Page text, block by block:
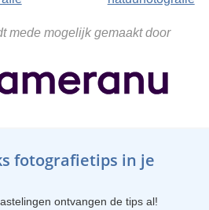
mede mogelijk gemaakt door
fotografietips in je
ontvangen de tips al!